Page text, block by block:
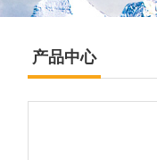
产品中心